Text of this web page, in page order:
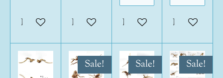
In den WarenkorbIn den WarenkorbIn den Warenkorb
In den
Sale! Sale! Sale!